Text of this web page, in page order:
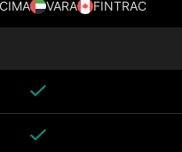
VARA FINTRAC